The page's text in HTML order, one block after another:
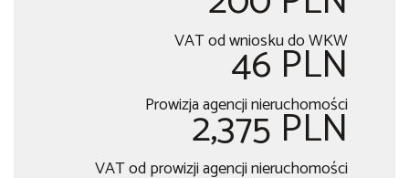
VAT od wniosku do WKW
46 PLN
Prowizja agencji nieruchomości
2,375 PLN
VAT od prowizji agencji nieruchomości